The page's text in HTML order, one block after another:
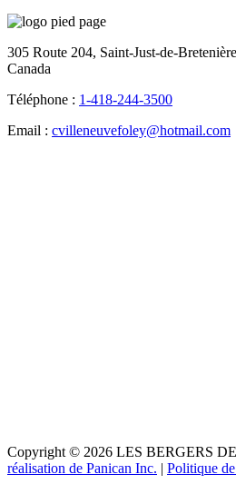
305 Route 204, Saint-Just-de-
Canada
Téléphone : 1-418-244-3500
Email : cvilleneuvefoley@hotmail.com
Copyright © 2026 LES BERGERS
réalisation de Panican Inc. | Politique